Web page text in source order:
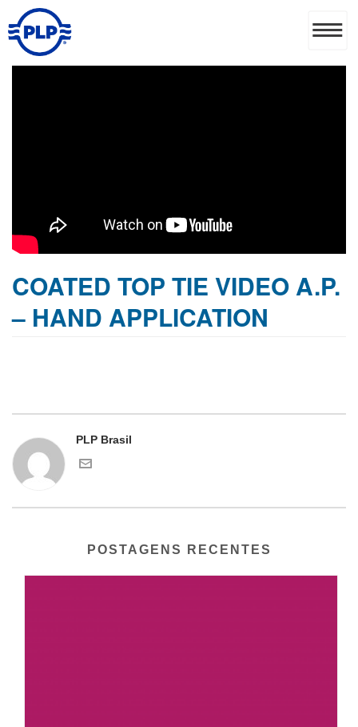
COATED TOP TIE VIDEO A.P.
– HAND APPLICATION
PLP Brasil
POSTAGENS RECENTES